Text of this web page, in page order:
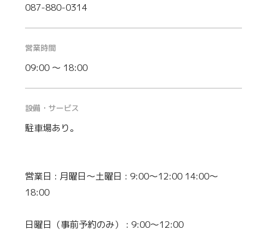
087-880-0314
営業時間
09:00 ～ 18:00
設備・サービス
駐車場あり。
営業日 : 月曜日〜土曜日 : 9:00〜12:00 14:00〜
18:00
日曜日（事前予約のみ） : 9:00〜12:00